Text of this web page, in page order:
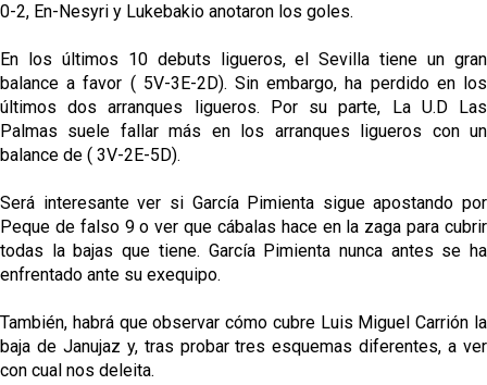
0-2, En-Nesyri y Lukebakio anotaron los goles.
En los últimos 10 debuts ligueros, el Sevilla tiene un gran
balance a favor ( 5V-3E-2D). Sin embargo, ha perdido en los
últimos dos arranques ligueros. Por su parte, La U.D Las
Palmas suele fallar más en los arranques ligueros con un
balance de ( 3V-2E-5D).
Será interesante ver si García Pimienta sigue apostando por
Peque de falso 9 o ver que cábalas hace en la zaga para cubrir
todas la bajas que tiene. García Pimienta nunca antes se ha
enfrentado ante su exequipo.
También, habrá que observar cómo cubre Luis Miguel Carrión la
baja de Janujaz y, tras probar tres esquemas diferentes, a ver
con cual nos deleita.